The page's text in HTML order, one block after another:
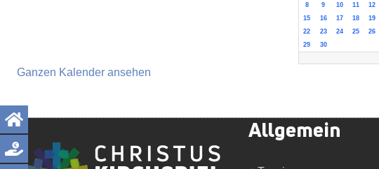
8
9 10 11 12
15
16 17 18 19
22
23 24 25 26
29
30
Ganzen Kalender ansehen
Allgemein